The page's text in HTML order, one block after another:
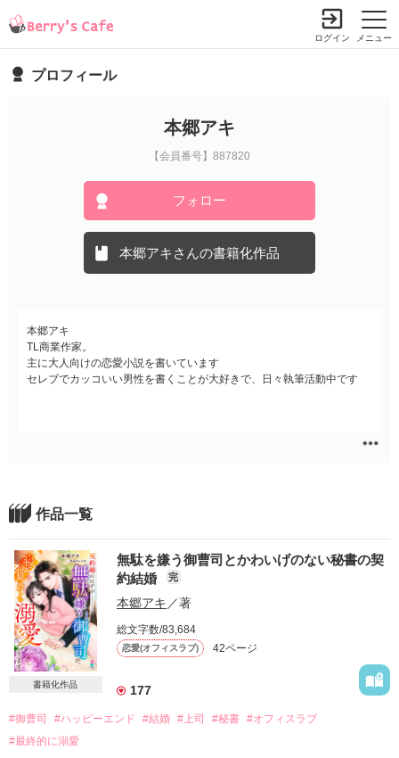
メニュー
ログイン
プロフィール
本郷アキ
【会員番号】887820
フォロー
本郷アキさんの書籍化作品
本郷アキ
TL商業作家。
主に大人向けの恋愛小説を書いています
セレブでカッコいい男性を書くことが大好きで、日々執筆活動中です
作品一覧
書籍化作品
無駄を嫌う御曹司とかわいげのない秘書の契
約結婚
完
本郷アキ ／著
総文字数/83,684
恋愛(オフィスラブ) 42ページ
177
#御曹司 #ハッピーエンド #結婚 #上司 #秘書 #オフィスラブ
#最終的に溺愛